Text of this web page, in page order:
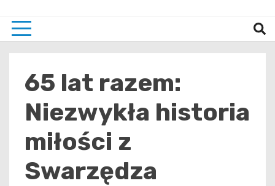
65 lat razem:
Niezwykła historia
miłości z
Swarzędza